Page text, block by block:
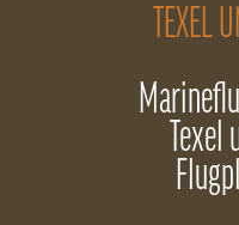
TEXEL
Texel